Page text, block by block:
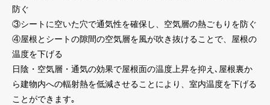
防ぐ
③シートに空いた穴で通気性を確保し、空気層の熱ごもりを防ぐ
④屋根とシートの隙間の空気層を風が吹き抜けることで、屋根の
温度を下げる
日陰・空気層・通気の効果で屋根面の温度上昇を抑え､屋根裏か
ら建物内への輻射熱を低減させることにより、室内温度を下げる
ことができます｡